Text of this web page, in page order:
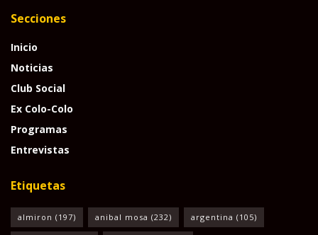
Secciones
Inicio
Noticias
Club Social
Ex Colo-Colo
Programas
Entrevistas
Etiquetas
almiron (197) anibal mosa (232) argentina (105)